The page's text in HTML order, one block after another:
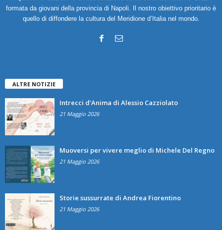
formata da giovani della provincia di Napoli. Il nostro obiettivo prioritario è
quello di diffondere la cultura del Meridione d’Italia nel mondo.
ALTRE NOTIZIE
Intrecci d’Anima di Alessio Cazziolato
21 Maggio 2026
Muoversi per vivere meglio di Michele Del Regno
21 Maggio 2026
Storie sussurrate di Andrea Fiorentino
21 Maggio 2026